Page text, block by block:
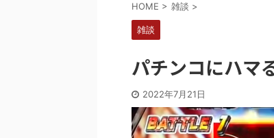
HOME > 雑談 >
雑談
パチンコにハマ
2022年7月21日